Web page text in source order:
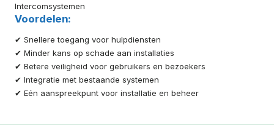
Intercomsystemen
Voordelen:
✔ Snellere toegang voor hulpdiensten
✔ Minder kans op schade aan installaties
✔ Betere veiligheid voor gebruikers en bezoekers
✔ Integratie met bestaande systemen
✔ Eén aanspreekpunt voor installatie en beheer